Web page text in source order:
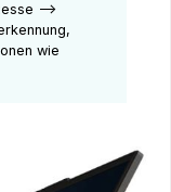
–>
wie